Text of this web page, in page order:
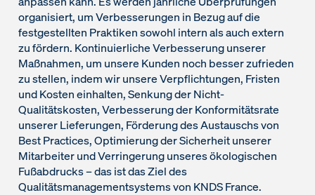
organisiert, um Verbesserungen in Bezug auf die
festgestellten Praktiken sowohl intern als auch extern
zu fördern. Kontinuierliche Verbesserung unserer
Maßnahmen, um unsere Kunden noch besser zufrieden
zu stellen, indem wir unsere Verpflichtungen, Fristen
und Kosten einhalten, Senkung der Nicht-
Qualitätskosten, Verbesserung der Konformitätsrate
unserer Lieferungen, Förderung des Austauschs von
Best Practices, Optimierung der Sicherheit unserer
Mitarbeiter und Verringerung unseres ökologischen
Fußabdrucks – das ist das Ziel des
Qualitätsmanagementsystems von KNDS France.